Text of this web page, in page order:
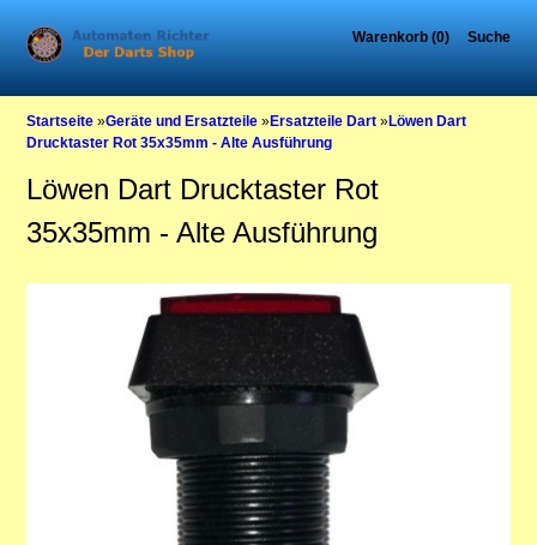
Warenkorb (0) Suche
Startseite »Geräte und Ersatzteile »Ersatzteile Dart »Löwen Dart
Drucktaster Rot 35x35mm - Alte Ausführung
Löwen Dart Drucktaster Rot
35x35mm - Alte Ausführung